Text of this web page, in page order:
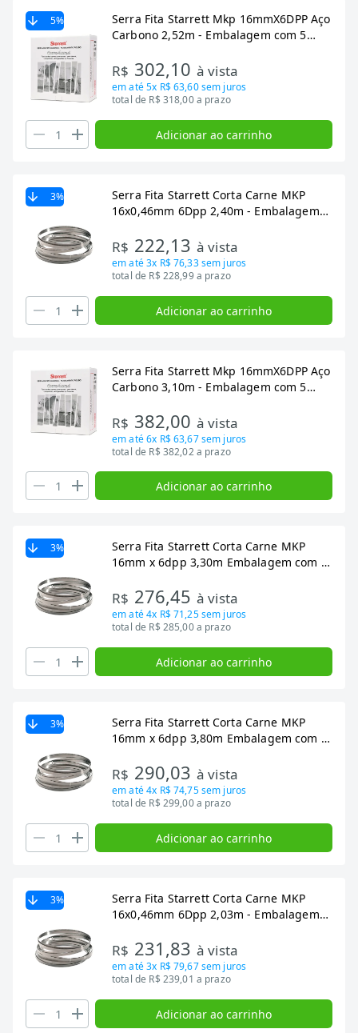
5%
Serra Fita Starrett Mkp 16mmX6DPP Aço
Carbono 2,52m - Embalagem com 5
R$ 302,10 à vista
em até5x R$ 63,60sem juros
total de R$ 318,00 a prazo
Adicionar ao carrinho
3%
Serra Fita Starrett Corta Carne MKP
16x0,46mm 6Dpp 2,40m - Embalagem
R$ 222,13 à vista
em até3x R$ 76,33sem juros
total de R$ 228,99 a prazo
Adicionar ao carrinho
Serra Fita Starrett Mkp 16mmX6DPP Aço
Carbono 3,10m - Embalagem com 5
R$ 382,00 à vista
em até6x R$ 63,67sem juros
total de R$ 382,02 a prazo
Adicionar ao carrinho
3%
Serra Fita Starrett Corta Carne MKP
16mm x 6dpp 3,30m Embalagem com 5
R$ 276,45 à vista
em até4x R$ 71,25sem juros
total de R$ 285,00 a prazo
Adicionar ao carrinho
3%
Serra Fita Starrett Corta Carne MKP
16mm x 6dpp 3,80m Embalagem com 5
R$ 290,03 à vista
em até4x R$ 74,75sem juros
total de R$ 299,00 a prazo
Adicionar ao carrinho
3%
Serra Fita Starrett Corta Carne MKP
16x0,46mm 6Dpp 2,03m - Embalagem
R$ 231,83 à vista
em até3x R$ 79,67sem juros
total de R$ 239,01 a prazo
Adicionar ao carrinho